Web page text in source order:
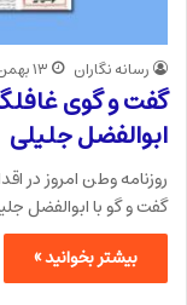
رسانه نگاران ۱۳ بهمن, ۱۴۰۳
گفت و گوی
ابوالفضل جلیلی
روزنامه وطن امروز در
گفت و گو با ابوالفضل
بیشتر بخوانید »